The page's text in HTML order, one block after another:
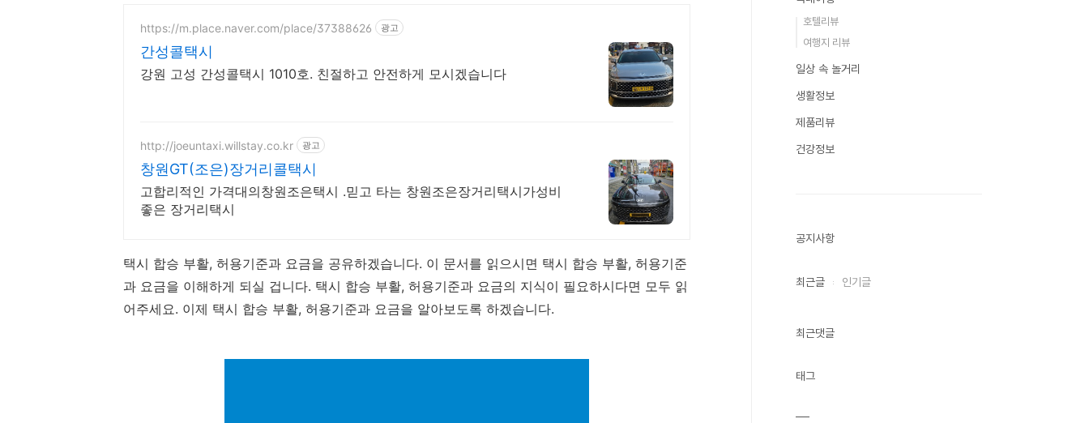
https://m.place.naver.com/place/37388626 광고
간성콜택시
강원 고성 간성콜택시 1010호. 친절하고 안전하게 모시겠습니다
http://joeuntaxi.willstay.co.kr 광고
창원GT(조은)장거리콜택시
고합리적인 가격대의창원조은택시 .믿고 타는 창원조은장거리택시가성비
좋은 장거리택시
택시 합승 부활, 허용기준과 요금을 공유하겠습니다. 이 문서를 읽으시면 택시 합승 부활, 허용기준
과 요금을 이해하게 되실 겁니다. 택시 합승 부활, 허용기준과 요금의 지식이 필요하시다면 모두 읽
어주세요. 이제 택시 합승 부활, 허용기준과 요금을 알아보도록 하겠습니다.
호텔리뷰
여행지 리뷰
일상 속 놀거리
생활정보
제품리뷰
건강정보
공지사항
최근글 인기글
최근댓글
태그